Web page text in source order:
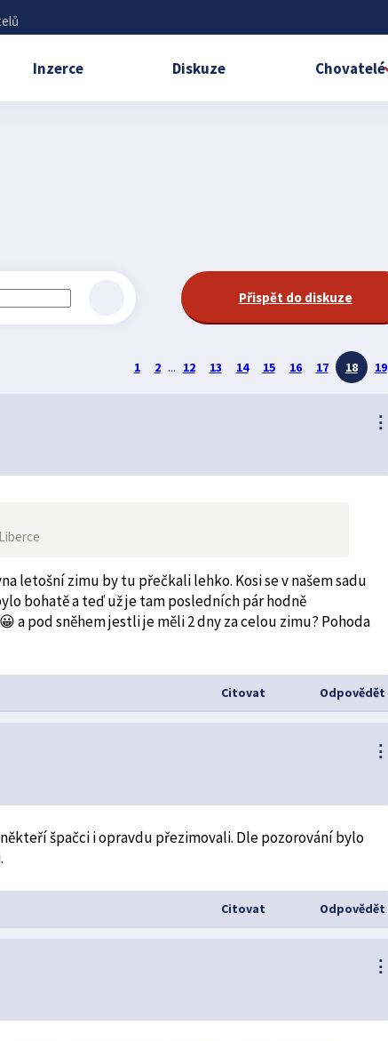
Inzerce Diskuze Chovatelé
Přispět do diskuze
1 2 ... 12 13 14 15 16 17 18 19
⋮
letošní zimu by tu přečkali lehko. Kosi se v našem sadu
bohatě a teď už je tam posledních pár hodně
a pod sněhem jestli je měli 2 dny za celou zimu? Pohoda
Citovat Odpovědět
⋮
špačci i opravdu přezimovali. Dle pozorování bylo
Citovat Odpovědět
⋮